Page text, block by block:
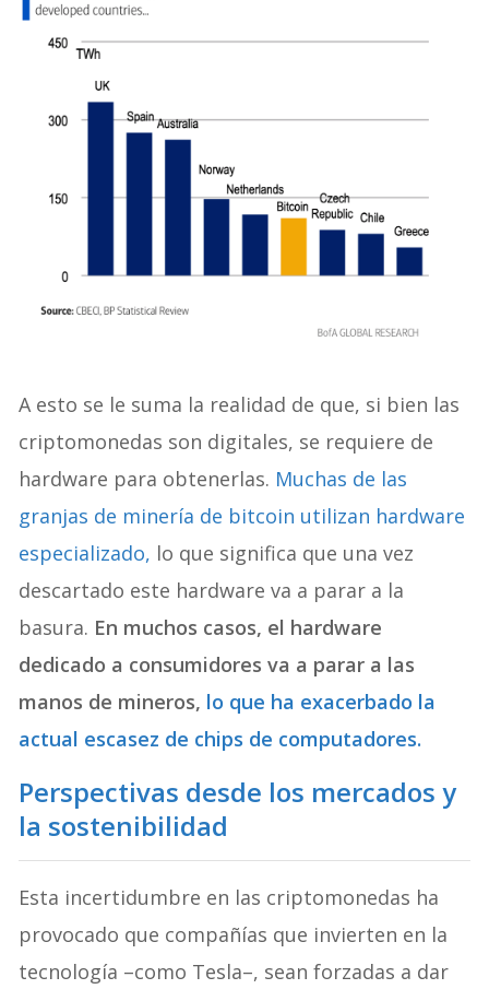
A esto se le suma la realidad de que, si bien las
criptomonedas son digitales, se requiere de
hardware para obtenerlas. Muchas de las
granjas de minería de bitcoin utilizan hardware
especializado, lo que significa que una vez
descartado este hardware va a parar a la
basura. En muchos casos, el hardware
dedicado a consumidores va a parar a las
manos de mineros, lo que ha exacerbado la
actual escasez de chips de computadores.
Perspectivas desde los mercados y
la sostenibilidad
Esta incertidumbre en las criptomonedas ha
provocado que compañías que invierten en la
tecnología –como Tesla–, sean forzadas a dar